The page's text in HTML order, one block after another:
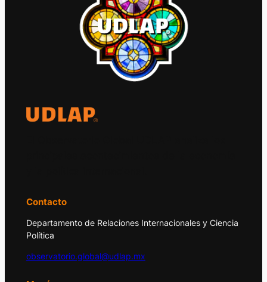
Contacto
Departamento de Relaciones Internacionales y Ciencia
Política
observatorio.global@udlap.mx